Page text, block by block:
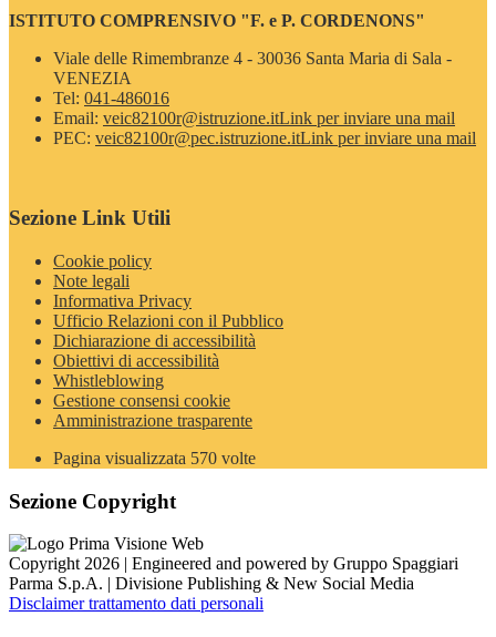
ISTITUTO COMPRENSIVO "F. e P. CORDENONS"
Viale delle Rimembranze 4 - 30036 Santa Maria di Sala -
VENEZIA
Tel: 041-486016
Email: veic82100r@istruzione.itLink per inviare una mail
PEC: veic82100r@pec.istruzione.itLink per inviare una mail
Sezione Link Utili
Cookie policy
Note legali
Informativa Privacy
Ufficio Relazioni con il Pubblico
Dichiarazione di accessibilità
Obiettivi di accessibilità
Whistleblowing
Gestione consensi cookie
Amministrazione trasparente
Pagina visualizzata 570 volte
Sezione Copyright
Copyright 2026 | Engineered and powered by Gruppo Spaggiari
Parma S.p.A. | Divisione Publishing & New Social Media
Disclaimer trattamento dati personali